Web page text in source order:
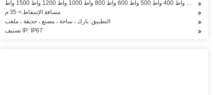
مسافة الإسقاط:> 35 م
التطبيق: بارك ، ساحة ، مصنع ، حديقة ، ملعب
تصنيف IP: IP67